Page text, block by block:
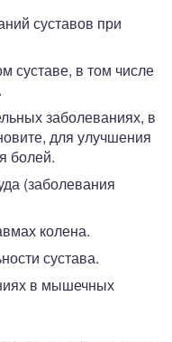
суставов при
суставе, в том числе
заболеваниях, в
для улучшения
болей.
(заболевания
колена.
сустава.
в мышечных